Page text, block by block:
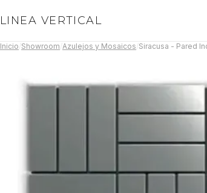
LINEA VERTICAL
Inicio Showroom Azulejos y Mosaicos Siracusa - Pared